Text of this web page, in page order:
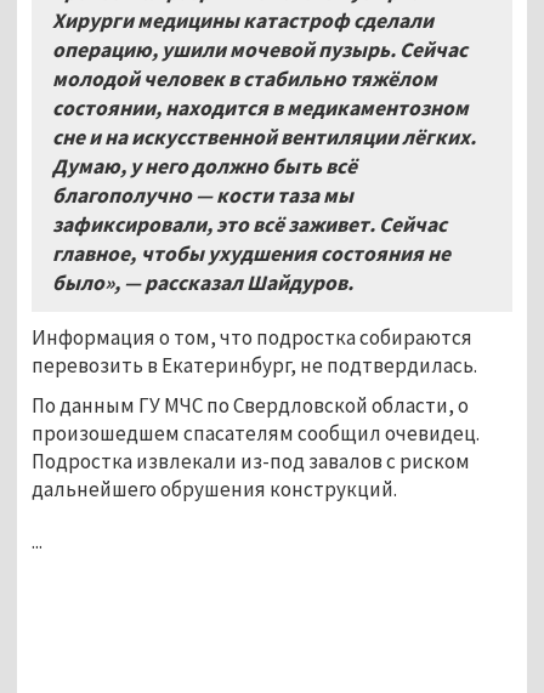
Хирурги медицины катастроф сделали
операцию, ушили мочевой пузырь. Сейчас
молодой человек в стабильно тяжёлом
состоянии, находится в медикаментозном
сне и на искусственной вентиляции лёгких.
Думаю, у него должно быть всё
благополучно — кости таза мы
зафиксировали, это всё заживет. Сейчас
главное, чтобы ухудшения состояния не
было», — рассказал Шайдуров.
Информация о том, что подростка собираются
перевозить в Екатеринбург, не подтвердилась.
По данным ГУ МЧС по Свердловской области, о
произошедшем спасателям сообщил очевидец.
Подростка извлекали из-под завалов с риском
дальнейшего обрушения конструкций.
...